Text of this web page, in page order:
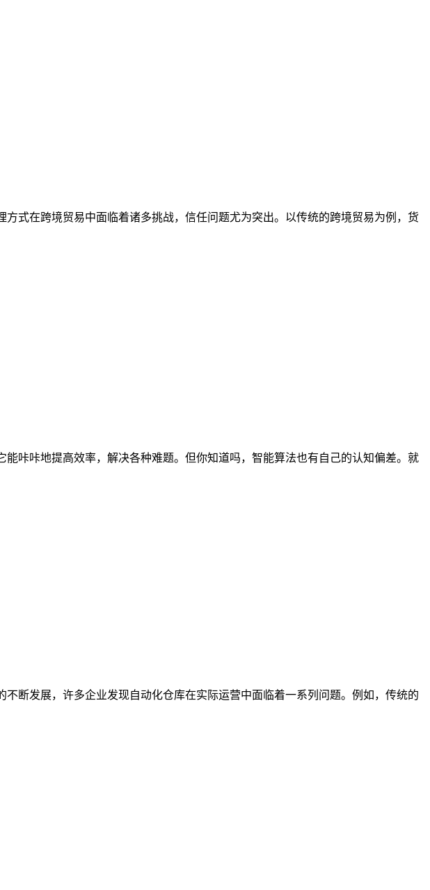
式在跨境贸易中面临着诸多挑战，信任问题尤为突出。以传统的跨境贸易为例，货
咔咔地提高效率，解决各种难题。但你知道吗，智能算法也有自己的认知偏差。就
断发展，许多企业发现自动化仓库在实际运营中面临着一系列问题。例如，传统的